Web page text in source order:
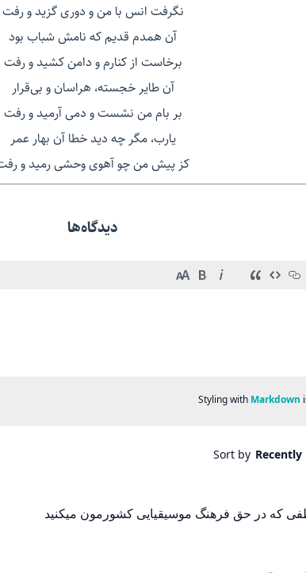
نگرفت انس با من و دوری گزید و رفت
آن همدم قدیم که نامش شباب بود
برخاست از کنارم و دامن کشید و رفت
آن طایر خجسته، هراسان و بی‌قرار
بر بام من نشست و دمی آرمید و رفت
یارب، مگر چه دید خطا آن بهار عمر
کز پیش من چو آهوی وحشی رمید و
دیدگاه‌ها